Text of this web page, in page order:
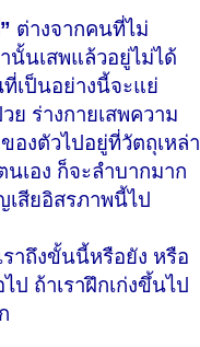
ต่างจากคนที่ไม่
นั้นเสพแล้วอยู่ไม่ได้
เป็นอย่างนี้จะแย่
ร่างกายเสพความ
องตัวไปอยู่ที่วัตถุเหล่า
เอง ก็จะลำบากมาก
สียอิสรภาพนี้ไป
ราถึงขั้นนี้หรือยัง หรือ
ป ถ้าเราฝึกเก่งขึ้นไป